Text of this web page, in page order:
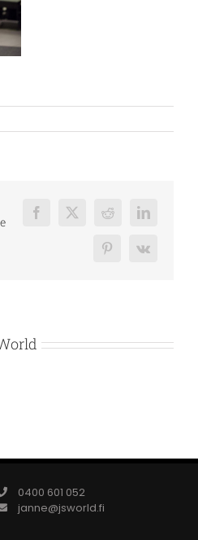
Facebook
X Reddit LinkedIn
Pinterest
Vk
0400 601 052
janne@jsworld.fi